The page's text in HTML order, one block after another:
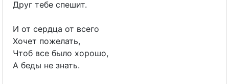
Друг тебе спешит.
И от сердца от всего
Хочет пожелать,
Чтоб все было хорошо,
А беды не знать.